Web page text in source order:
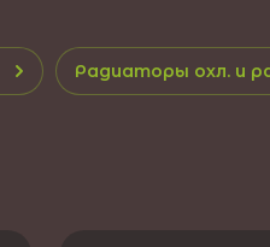
Радиаторы охл. и